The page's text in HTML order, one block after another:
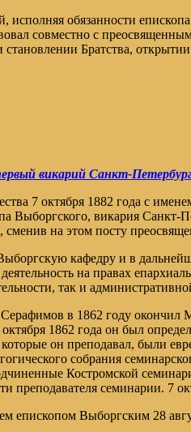
обязанности
совместно с
становлении Братства,
викарий Санкт-
7 октября 1882 года с
Выборгского, викария Санкт-
на этом посту
кафедру и в
на правах
так и
в 1862 году окончил
1862 года он был
он преподавал, были
собрания
Костромской
преподавателя семинарии. 7
епископом Выборгским 28